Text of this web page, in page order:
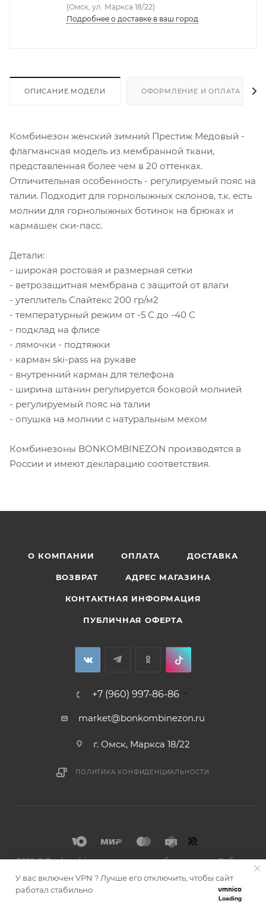
(Омск, ул. Маркса 18/22)
Подробнее о доставке в ваш город
ОПИСАНИЕ МОДЕЛИ ОФОРМЛЕНИЕ И ОПЛАТА
Комбинезон женский зимний Престиж Медовый -
флагманская модель из мембранной ткани,
представленная более чем в 20 оттенках.
Отличительная особенность - регулируемый пояс на
талии. Подходит для горнолыжных склонов, т.к. есть
молнии для горнолыжных ботинок на брюках и
кармашек ски-пасс.
Детали:
- широкая ростовая и размерная сетки
- ветрозащитная мембрана с защитой от влаги
- утеплитель Слайтекс 200 гр/м2
- температурный режим от -5 С до -40 С
- подклад на флисе
- лямочки - подтяжки
- карман ski-pass на рукаве
- внутренний карман для телефона
- ширина штанин регулируется боковой молнией
- регулируемый пояс на талии
- опушка на молнии с натуральным мехом
Комбинезоны BONKOMBINEZON производятся в
России и имеют декларацию соответствия.
О КОМПАНИИ ОПЛАТА ДОСТАВКА
ВОЗВРАТ АДРЕС МАГАЗИНА
КОНТАКТНАЯ ИНФОРМАЦИЯ
ПУБЛИЧНАЯ ОФЕРТА
+7 (960) 997-86-86
market@bonkombinezon.ru
г. Омск, Маркса 18/22
ПОЛИТИКА КОНФИДЕНЦИАЛЬНОСТИ
2026 © Bonkombinezon- зимние комбинезоны из Сибири
Loading
У вас включен VPN ? Лучше его отключить, чтобы сайт
работал стабильно